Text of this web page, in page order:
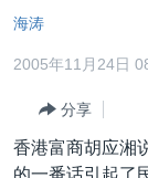
转
内
转
台湾
港澳
国际
最新国际新闻
分类新闻
海涛
2005年11月24日
分享
香港富商胡应湘
的一番话引起了